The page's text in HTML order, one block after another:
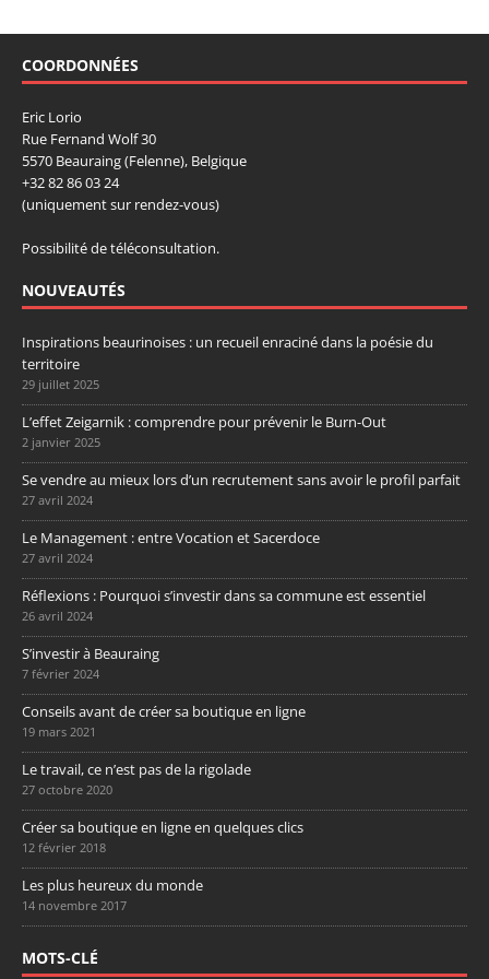
COORDONNÉES
Eric Lorio
Rue Fernand Wolf 30
5570 Beauraing (Felenne), Belgique
+32 82 86 03 24
(uniquement sur rendez-vous)
Possibilité de téléconsultation.
NOUVEAUTÉS
Inspirations beaurinoises : un recueil enraciné dans la poésie du
territoire
29 juillet 2025
L’effet Zeigarnik : comprendre pour prévenir le Burn-Out
2 janvier 2025
Se vendre au mieux lors d’un recrutement sans avoir le profil parfait
27 avril 2024
Le Management : entre Vocation et Sacerdoce
27 avril 2024
Réflexions : Pourquoi s’investir dans sa commune est essentiel
26 avril 2024
S’investir à Beauraing
7 février 2024
Conseils avant de créer sa boutique en ligne
19 mars 2021
Le travail, ce n’est pas de la rigolade
27 octobre 2020
Créer sa boutique en ligne en quelques clics
12 février 2018
Les plus heureux du monde
14 novembre 2017
MOTS-CLÉ